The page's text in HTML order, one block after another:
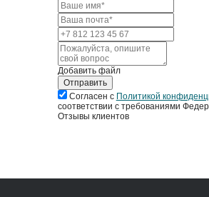
Добавить файл
Отправить
Согласен с Политикой
соответствии с требованиями
Отзывы клиентов